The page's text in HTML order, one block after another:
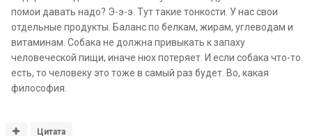
помои давать надо? Э-э-э. Тут такие тонкости. У нас свои
отдельные продукты. Баланс по белкам, жирам, углеводам и
витаминам. Собака не должна привыкать к запаху
человеческой пищи, иначе нюх потеряет. И если собака что-то
есть, то человеку это тоже в самый раз будет. Во, какая
философия.
Цитата